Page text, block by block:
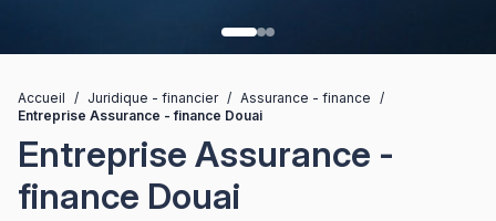
Accueil / Juridique - financier / Assurance - finance
/
Entreprise Assurance - finance Douai
Entreprise Assurance -
finance Douai